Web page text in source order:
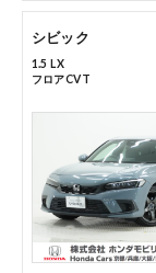
シビック
1.5 LX
フロアCVT